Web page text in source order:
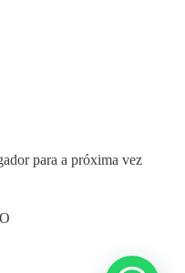
para a próxima vez